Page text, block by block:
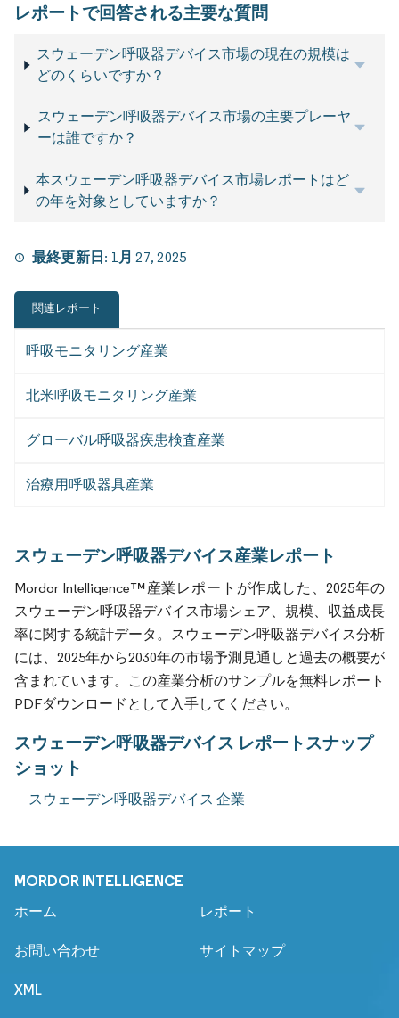
レポートで回答される主要な質問
スウェーデン呼吸器デバイス市場の現在の規模は
どのくらいですか？
スウェーデン呼吸器デバイス市場の主要プレーヤ
ーは誰ですか？
本スウェーデン呼吸器デバイス市場レポートはど
の年を対象としていますか？
最終更新日: 1月 27, 2025
関連レポート
呼吸モニタリング産業
北米呼吸モニタリング産業
グローバル呼吸器疾患検査産業
治療用呼吸器具産業
スウェーデン呼吸器デバイス産業レポート
Mordor Intelligence™産業レポートが作成した、2025年の
スウェーデン呼吸器デバイス市場シェア、規模、収益成長
率に関する統計データ。スウェーデン呼吸器デバイス分析
には、2025年から2030年の市場予測見通しと過去の概要が
含まれています。この産業分析のサンプルを無料レポート
PDFダウンロードとして入手してください。
スウェーデン呼吸器デバイス レポートスナップ
ショット
スウェーデン呼吸器デバイス 企業
MORDOR INTELLIGENCE
ホーム レポート
お問い合わせ サイトマップ
XML